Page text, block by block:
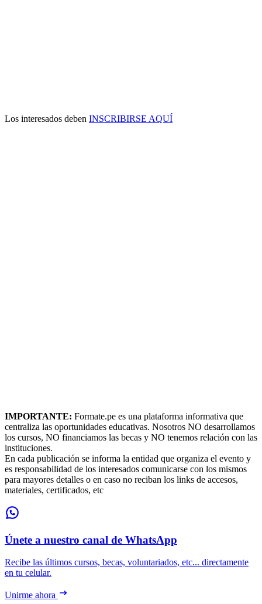
Los interesados deben INSCRIBIRSE AQUÍ
IMPORTANTE: Formate.pe es una plataforma informativa que
centraliza las oportunidades educativas. Nosotros NO desarrollamos
los cursos, NO financiamos las becas y NO tenemos relación con las
instituciones.
En cada publicación se informa la entidad que organiza el evento y
es responsabilidad de los interesados comunicarse con los mismos
para mayores detalles o en caso no reciban los links de accesos,
materiales, certificados, etc
Únete a nuestro canal de WhatsApp
Recibe las últimos cursos, becas, voluntariados, etc... directamente
en tu celular.
Unirme ahora